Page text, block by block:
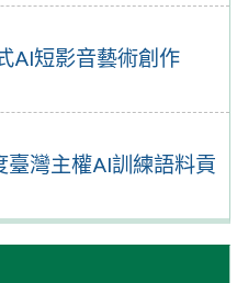
AI短影音藝術創作
灣主權AI訓練語料貢